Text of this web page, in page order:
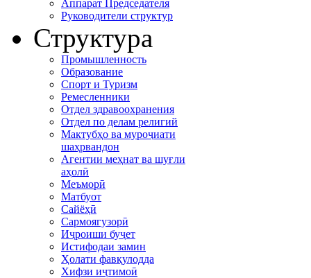
Аппарат Председателя
Руководители структур
Структура
Промышленность
Образование
Спорт и Туризм
Ремесленники
Отдел здравоохранения
Отдел по делам религий
Мактубҳо ва муроҷиати
шаҳрвандон
Агентии меҳнат ва шуғли
аҳолӣ
Меъморӣ
Матбуот
Сайёҳӣ
Сармоягузорӣ
Иҷроиши буҷет
Истифодаи замин
Ҳолати фавқулодда
Хифзи иҷтимоӣ